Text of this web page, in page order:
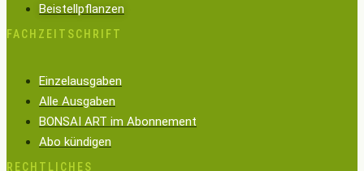
Beistellpflanzen
FACHZEITSCHRIFT
Einzelausgaben
Alle Ausgaben
BONSAI ART im Abonnement
Abo kündigen
RECHTLICHES